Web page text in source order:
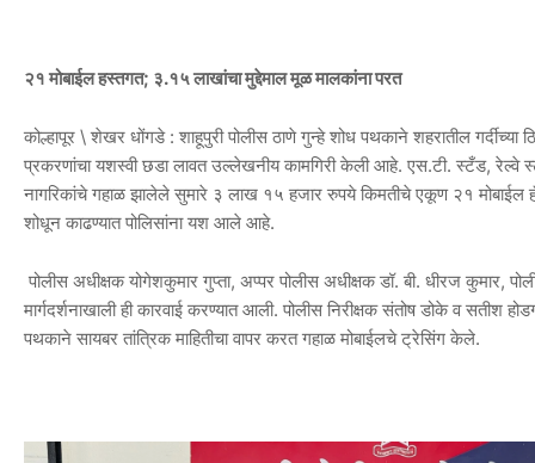
२१ मोबाईल हस्तगत; ३.१५ लाखांचा मुद्देमाल मूळ मालकांना परत
कोल्हापूर \ शेखर धोंगडे : शाहूपुरी पोलीस ठाणे गुन्हे शोध पथकाने शहरातील गर्दीच्या
प्रकरणांचा यशस्वी छडा लावत उल्लेखनीय कामगिरी केली आहे. एस.टी. स्टँड, रेल्वे
नागरिकांचे गहाळ झालेले सुमारे ३ लाख १५ हजार रुपये किमतीचे एकूण २१ मोबाईल
शोधून काढण्यात पोलिसांना यश आले आहे.
पोलीस अधीक्षक योगेशकुमार गुप्ता, अप्पर पोलीस अधीक्षक डॉ. बी. धीरज कुमार,
मार्गदर्शनाखाली ही कारवाई करण्यात आली. पोलीस निरीक्षक संतोष डोके व सतीश
पथकाने सायबर तांत्रिक माहितीचा वापर करत गहाळ मोबाईलचे ट्रेसिंग केले.